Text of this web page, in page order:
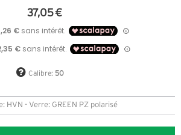
37,05 €
Calibre: 50
HVN - Verre: GREEN PZ polarisé